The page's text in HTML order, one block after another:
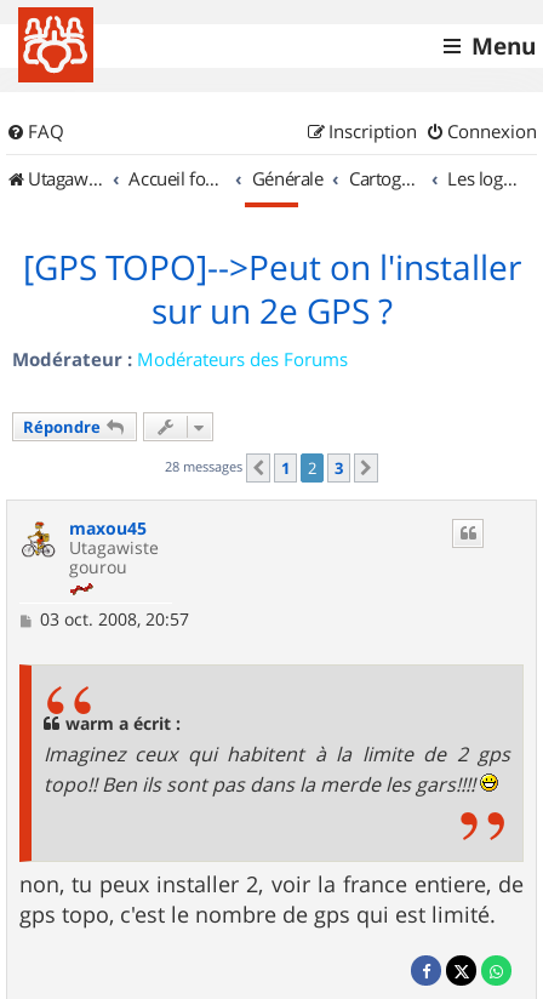
Menu
FAQ Connexion
Inscription
UtagawaVTT (Randos VTT et VTTAE avec traces GPS)
Accueil forum Générale Cartographie et GPS Les logiciels
[GPS TOPO]-->Peut on l'installer
sur un 2e GPS ?
Modérateur : Modérateurs des Forums
Répondre
28 messages Précédent
1 2 3
maxou45
Utagawiste
gourou
M
03 oct. 2008, 20:57
warm a écrit :
Imaginez ceux qui habitent à la limite de 2 gps
topo!! Ben ils sont pas dans la merde les gars!!!!
non, tu peux installer 2, voir la france entiere, de
gps topo, c'est le nombre de gps qui est limité.